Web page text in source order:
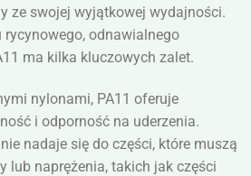
ze swojej wyjątkowej wydajności.
rycynowego, odnawialnego
ma kilka kluczowych zalet.
nylonami, PA11 oferuje
i odporność na uderzenia.
nadaje się do części, które muszą
lub naprężenia, takich jak części